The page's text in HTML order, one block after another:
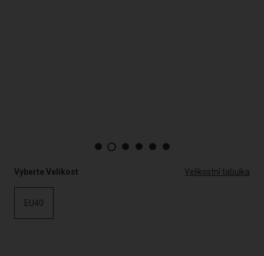
Vyberte Velikost Velikostní tabulka
EU40